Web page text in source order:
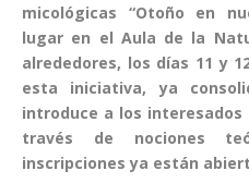
micológicas “Otoño en
lugar en el Aula de la
alrededores, los días 11 y
esta iniciativa, ya
introduce a los
través de nociones
inscripciones ya están